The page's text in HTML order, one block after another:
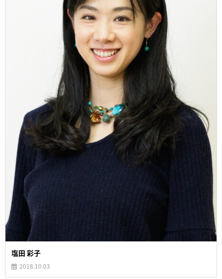
塩田 彩子
2018.10.03